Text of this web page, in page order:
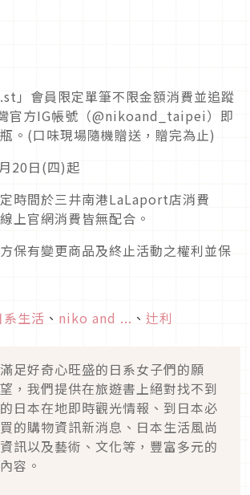
」會員限定單筆不限金額消費並追蹤
官方IG帳號（@nikoand_taipei）即
。(口味現場隨機贈送，贈完為止)
20日(四)起
時間於三井南港LaLaport店消費
上官網消費皆無配合。
保有變更商品及終止活動之權利並保
系生活 、 niko and ... 、 辻利
滿足好奇心旺盛的日系女子們的願
望，我們提供在旅遊書上絕對找不到
的日本在地即時觀光情報、到日本必
買的購物資訊新消息、日本生活風尚
資訊以及藝術、文化等，豐富多元的
內容。